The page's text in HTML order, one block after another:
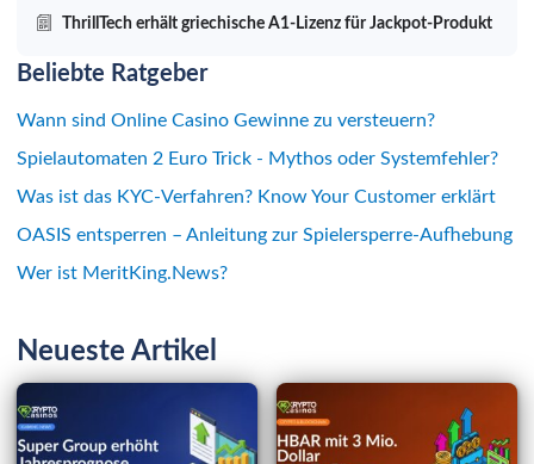
ThrillTech erhält griechische A1-Lizenz für Jackpot-Produkt
Beliebte Ratgeber
Wann sind Online Casino Gewinne zu versteuern?
Spielautomaten 2 Euro Trick - Mythos oder Systemfehler?
Was ist das KYC-Verfahren? Know Your Customer erklärt
OASIS entsperren – Anleitung zur Spielersperre-Aufhebung
Wer ist MeritKing.News?
Neueste Artikel